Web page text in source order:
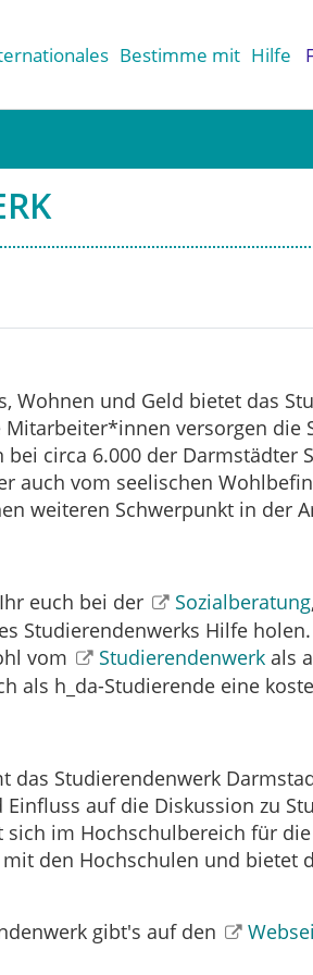
Bestimme mit Hilfe
Wohnen und Geld bietet das
versorgen die
circa 6.000 der Darmstädter
auch vom seelischen
weiteren Schwerpunkt in der
euch bei der Sozialberatung,
Studierendenwerks Hilfe
vom
Studierendenwerkals
als h_da-Studierende eine
das Studierendenwerk
auf die Diskussion zu
im Hochschulbereich für
den Hochschulen und bietet
gibt's auf den